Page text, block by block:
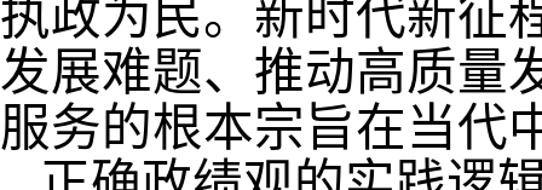
执政为民。新时代新征
发展难题、推动高质量
服务的根本宗旨在当代